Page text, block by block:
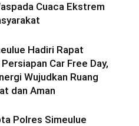
Cuaca Ekstrem
Hadiri Rapat
Car Free Day,
Wujudkan Ruang
dan Aman
Polres Simeulue